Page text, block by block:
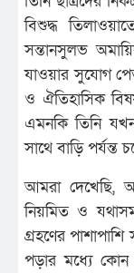
বিশুদ্ধ
সন্তানসুলভ
যাওয়ার সুযোগ
ও ঐতিহাসিক
এমনকি তিনি
সাথে বাড়ি পর্যন্ত
আমরা দেখেছি,
নিয়মিত ও
গ্রহণের
পড়ার মধ্যে কোন